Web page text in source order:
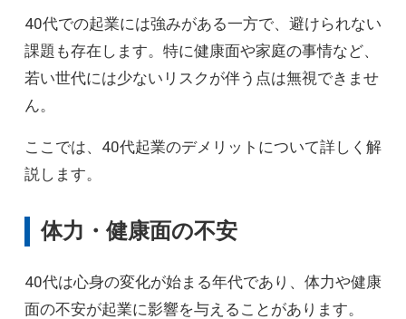
40代での起業には強みがある一方で、避けられない
課題も存在します。特に健康面や家庭の事情など、
若い世代には少ないリスクが伴う点は無視できませ
ん。
ここでは、40代起業のデメリットについて詳しく解
説します。
体力・健康面の不安
40代は心身の変化が始まる年代であり、体力や健康
面の不安が起業に影響を与えることがあります。